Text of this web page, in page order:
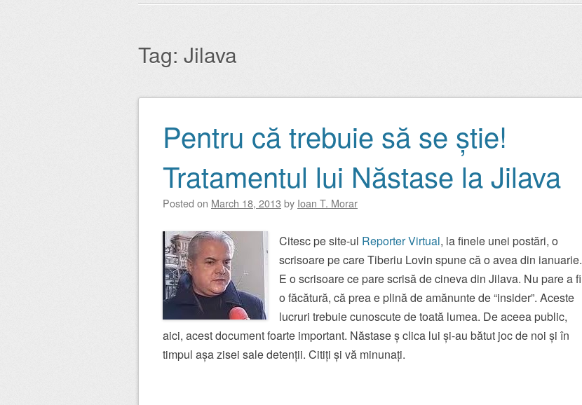
Tag: Jilava
Post navigation
Pentru că trebuie să se știe!
Tratamentul lui Năstase la Jilava
Posted on March 18, 2013 by Ioan T. Morar
Citesc pe site-ul Reporter Virtual, la finele unei postări, o
scrisoare pe care Tiberiu Lovin spune că o avea din ianuarie.
E o scrisoare ce pare scrisă de cineva din Jilava. Nu pare a fi
o făcătură, că prea e plină de amănunte de “insider”. Aceste
lucruri trebuie cunoscute de toată lumea. De aceea public,
aici, acest document foarte important. Năstase ș clica lui și-au bătut joc de noi și în
timpul așa zisei sale detenții. Citiți și vă minunați.